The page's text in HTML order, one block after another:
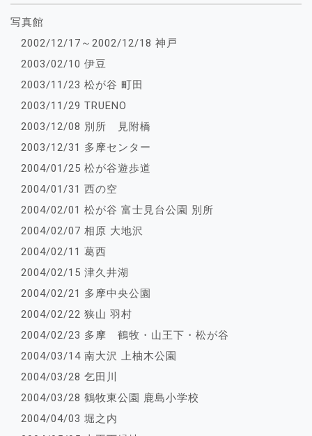
写真館
2002/12/17～2002/12/18 神戸
2003/02/10 伊豆
2003/11/23 松が谷 町田
2003/11/29 TRUENO
2003/12/08 別所 見附橋
2003/12/31 多摩センター
2004/01/25 松が谷遊歩道
2004/01/31 西の空
2004/02/01 松が谷 富士見台公園 別所
2004/02/07 相原 大地沢
2004/02/11 葛西
2004/02/15 津久井湖
2004/02/21 多摩中央公園
2004/02/22 狭山 羽村
2004/02/23 多摩 鶴牧・山王下・松が谷
2004/03/14 南大沢 上柚木公園
2004/03/28 乞田川
2004/03/28 鶴牧東公園 鹿島小学校
2004/04/03 堀之内